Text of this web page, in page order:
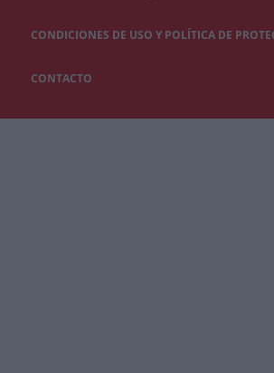
CONDICIONES DE USO Y POLÍTICA DE
CONTACTO